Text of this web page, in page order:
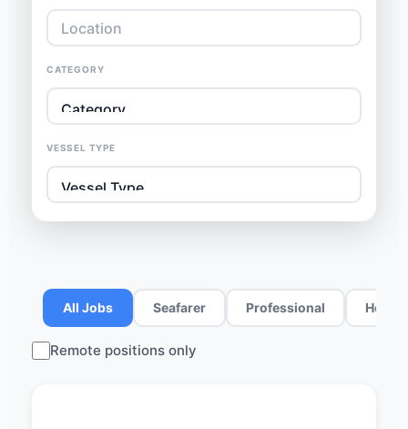
CATEGORY
VESSEL TYPE
All Jobs Seafarer Professional
Remote positions only